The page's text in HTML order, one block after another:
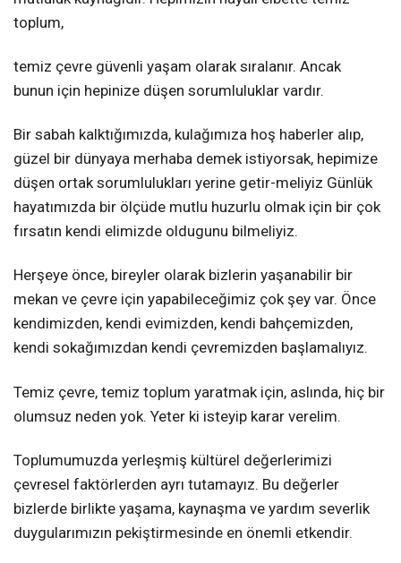
toplum,
temiz çevre güvenli yaşam olarak sıralanır. Ancak
bunun için hepinize düşen sorumluluklar vardır.
Bir sabah kalktığımızda, kulağımıza hoş haberler alıp,
güzel bir dünyaya merhaba demek istiyorsak, hepimize
düşen ortak sorumlulukları yerine getir-meliyiz Günlük
hayatımızda bir ölçüde mutlu huzurlu olmak için bir çok
fırsatın kendi elimizde oldugunu bilmeliyiz.
Herşeye önce, bireyler olarak bizlerin yaşanabilir bir
mekan ve çevre için yapabileceğimiz çok şey var. Önce
kendimizden, kendi evimizden, kendi bahçemizden,
kendi sokağımızdan kendi çevremizden başlamalıyız.
Temiz çevre, temiz toplum yaratmak için, aslında, hiç bir
olumsuz neden yok. Yeter ki isteyip karar verelim.
Toplumumuzda yerleşmiş kültürel değerlerimizi
çevresel faktörlerden ayrı tutamayız. Bu değerler
bizlerde birlikte yaşama, kaynaşma ve yardım severlik
duygularımızın pekiştirmesinde en önemli etkendir.